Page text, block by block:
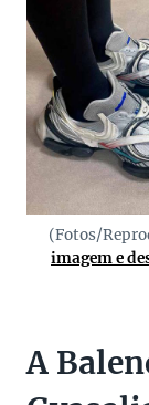
(Fotos/
imagem e
A